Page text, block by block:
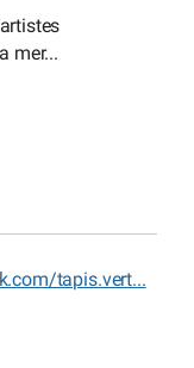
mer...
tapis.vert...